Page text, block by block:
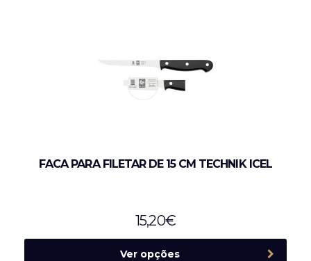
FACA PARA FILETAR DE 15 CM TECHNIK ICEL
15,20€
Ver opções